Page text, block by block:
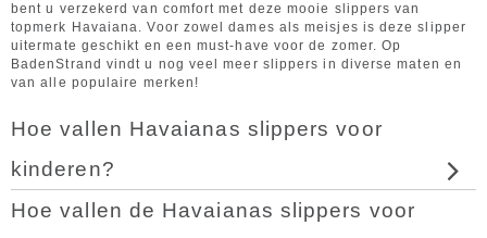
bent u verzekerd van comfort met deze mooie slippers van
topmerk Havaiana. Voor zowel dames als meisjes is deze slipper
uitermate geschikt en een must-have voor de zomer. Op
BadenStrand vindt u nog veel meer slippers in diverse maten en
van alle populaire merken!
Hoe vallen Havaianas slippers voor
kinderen?
Hoe vallen de Havaianas slippers voor